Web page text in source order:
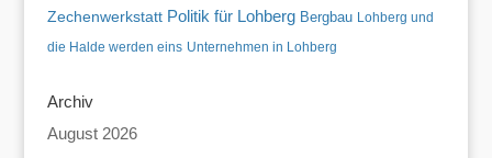
Zechenwerkstatt Politik für Lohberg Bergbau Lohberg und
die Halde werden eins Unternehmen in Lohberg
Archiv
August 2026